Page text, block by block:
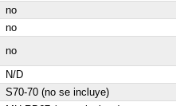
no
no
no
N/D
S70-70 (no se incluye)